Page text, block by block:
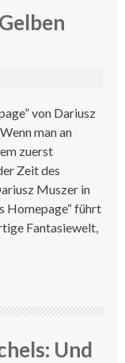
von Dariusz
man an
zuerst
Zeit des
Muszer in
Homepage“ führt
Fantasiewelt,
Und